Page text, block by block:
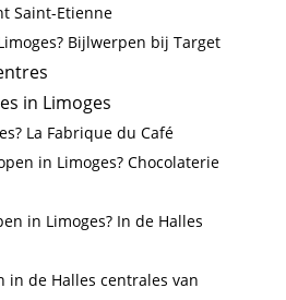
Saint-Etienne
Bijlwerpen bij Target
in Limoges
La Fabrique du Café
in Limoges? Chocolaterie
in Limoges? In de Halles
in de Halles centrales van